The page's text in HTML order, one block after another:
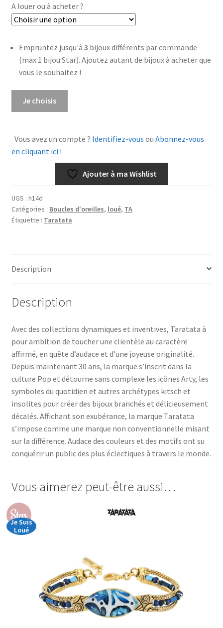
A louer ou à acheter ?
Empruntez jusqu'à 3 bijoux différents par commande
(max 1 bijou Star). Ajoutez autant de bijoux à acheter que
vous le souhaitez !
O'clock
Je choisis
Vous avez un compte ? Identifiez-vous ou Abonnez-vous
en cliquant ici !
Ajouter à ma Wishlist
UGS : h14d
Catégories : Boucles d'oreilles, loué, TA
Étiquette : Taratata
Description
Description
Avec des collections dynamiques et inventives, Taratata à
pour ambition de toucher une clientèle au caractère
affirmé, en quête d’audace et d’une joyeuse originalité.
Depuis maintenant 30 ans, la marque s’inscrit dans la
culture Pop et détourne sans complexe les icônes Arty, les
symboles du quotidien et autres archétypes kitsch et
insolites pour créer des bijoux branchés et délicieusement
décalés. Affichant son exubérance, la marque Taratata
s’impose comme une marque non conventionnelle misant
sur la différence. Audace des couleurs et des motifs ont su
conquérir un public des plus éclectiques à travers le monde.
Vous aimerez peut-être aussi…
Star
Je Suis
Loué